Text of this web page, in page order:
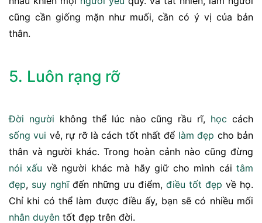
cũng cần giống mặn như muối, cần có ý vị của bản
thân.
5. Luôn rạng rỡ
Đời người không thể lúc nào cũng rầu rĩ, học cách
sống vui vẻ, rự rỡ là cách tốt nhất để làm đẹp cho bản
thân và người khác. Trong hoàn cảnh nào cũng đừng
nói xấu về người khác mà hãy giữ cho mình cáitâm
đẹp, suy nghĩđến những ưu điểm, điều tốt đẹp về họ.
Chỉ khi có thể làm được điều ấy, bạn sẽ có nhiều mối
nhân duyên tốt đẹp trên đời.